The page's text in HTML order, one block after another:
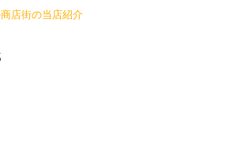
店街の当店紹介